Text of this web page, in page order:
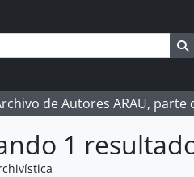
de Autores ARAU, parte
1